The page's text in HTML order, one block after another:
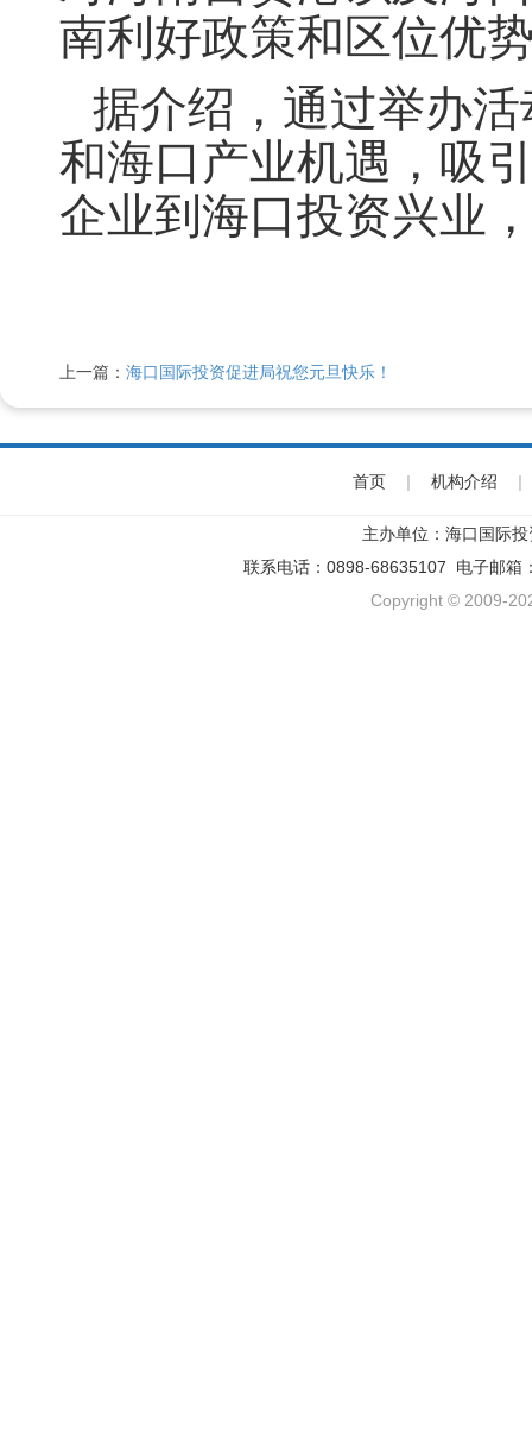
南利好政策和区位优
据介绍，通过举办
和海口产业机遇，吸
企业到海口投资兴业
上一篇： 海口国际投资促进局祝您元旦快乐！
首页 | 机构介绍 |
主办单位：海口国际
联系电话：0898-68635107 电子邮箱
Copyright © 2009-